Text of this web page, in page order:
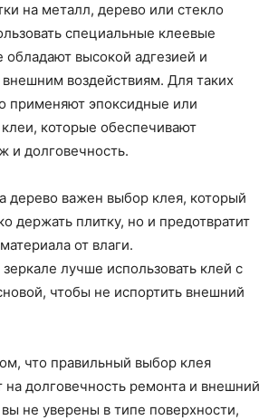
на металл, дерево или стекло
специальные клеевые
обладают высокой адгезией и
воздействиям. Для таких
применяют эпоксидные или
которые обеспечивают
и долговечность.
дерево важен выбор клея, который
держать плитку, но и предотвратит
от влаги.
лучше использовать клей с
чтобы не испортить внешний
что правильный выбор клея
на долговечность ремонта и внешний
не уверены в типе поверхности,